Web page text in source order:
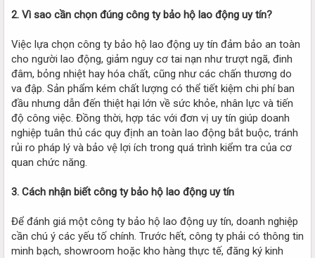
2. Vì sao cần chọn đúng công ty bảo hộ lao động uy tín?
Việc lựa chọn công ty bảo hộ lao động uy tín đảm bảo an toàn
cho người lao động, giảm nguy cơ tai nạn như trượt ngã, đinh
đâm, bỏng nhiệt hay hóa chất, cũng như các chấn thương do
va đập. Sản phẩm kém chất lượng có thể tiết kiệm chi phí ban
đầu nhưng dẫn đến thiệt hại lớn về sức khỏe, nhân lực và tiến
độ công việc. Đồng thời, hợp tác với đơn vị uy tín giúp doanh
nghiệp tuân thủ các quy định an toàn lao động bắt buộc, tránh
rủi ro pháp lý và bảo vệ lợi ích trong quá trình kiểm tra của cơ
quan chức năng.
3. Cách nhận biết công ty bảo hộ lao động uy tín
Để đánh giá một công ty bảo hộ lao động uy tín, doanh nghiệp
cần chú ý các yếu tố chính. Trước hết, công ty phải có thông tin
minh bạch, showroom hoặc kho hàng thực tế, đăng ký kinh